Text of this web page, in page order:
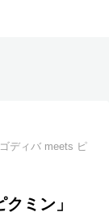
ディバ meets ピ
ミン」